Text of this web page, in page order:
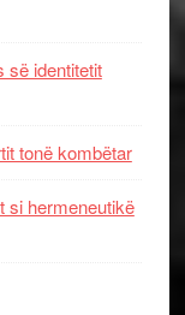
së identitetit
tonë kombëtar
si hermeneutikë